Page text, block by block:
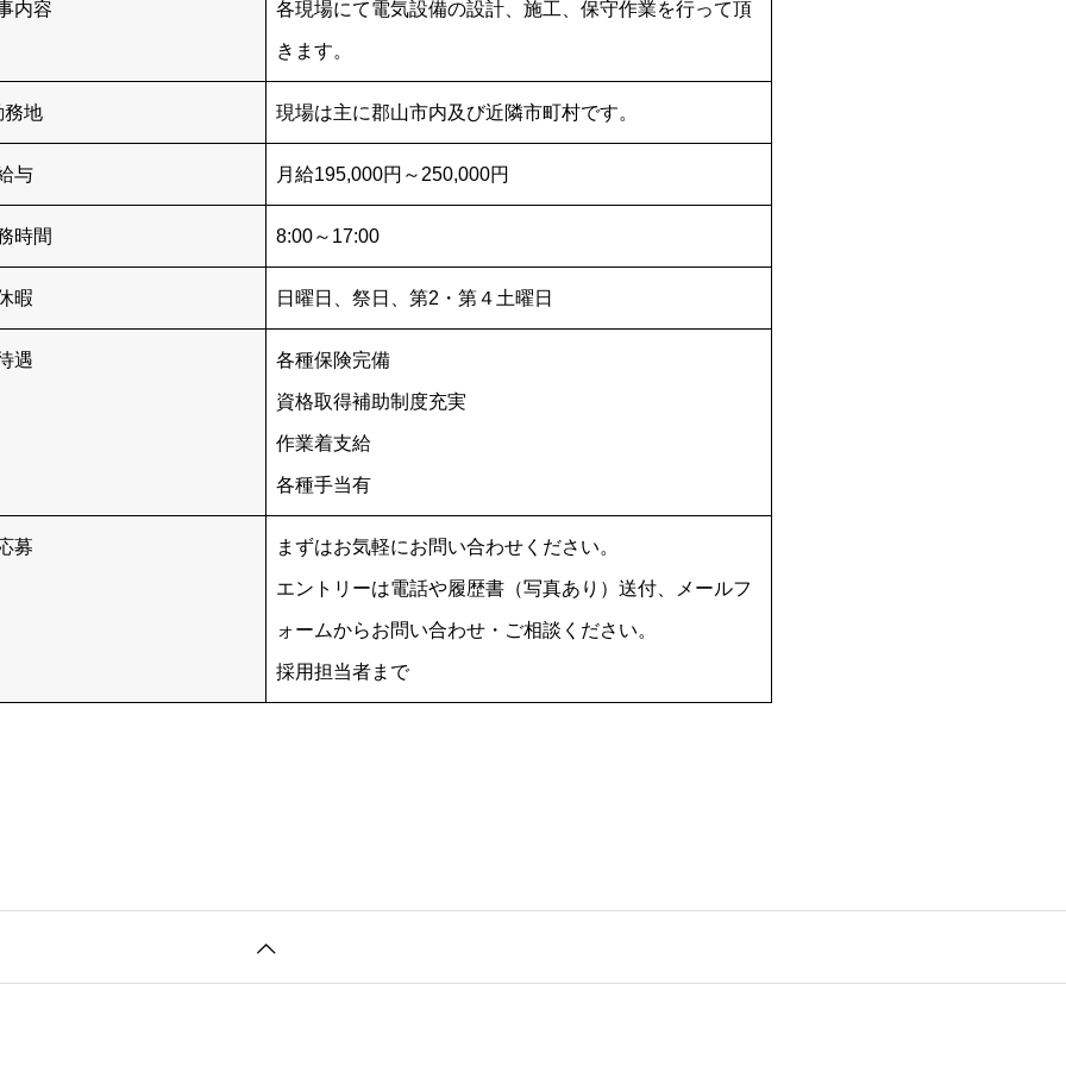
内容 各現場にて電気設備の設計、施工、保守作業を行って頂
きます。
務地 現場は主に郡山市内及び近隣市町村です。
与 月給195,000円～250,000円
時間 8:00～17:00
暇 日曜日、祭日、第2・第４土曜日
遇 各種保険完備
資格取得補助制度充実
作業着支給
各種手当有
募 まずはお気軽にお問い合わせください。
エントリーは電話や履歴書（写真あり）送付、メールフ
ォームからお問い合わせ・ご相談ください。
採用担当者まで